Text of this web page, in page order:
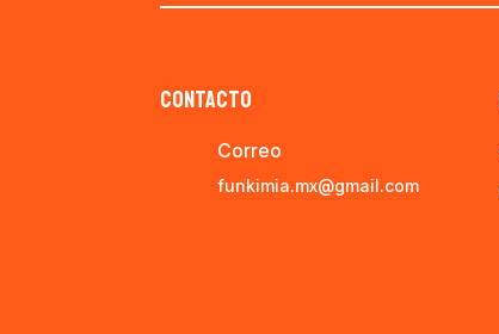
CONTACTO
Correo
funkimia.mx@gmail.com